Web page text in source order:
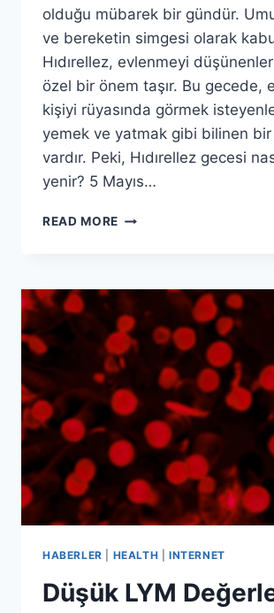
olduğu mübarek bir gündür.
ve bereketin simgesi olarak
Hıdırellez, evlenmeyi
özel bir önem taşır. Bu gecede,
kişiyi rüyasında görmek
yemek ve yatmak gibi bilinen
vardır. Peki, Hıdırellez gecesi
yenir? 5 Mayıs…
READ MORE HIDIRELLEZ
RITÜELI:
GELECEĞINIZI
RÜYADA
GÖRMENIN
SIRRI
HABERLER HEALTH INTERNET
Düşük LYM